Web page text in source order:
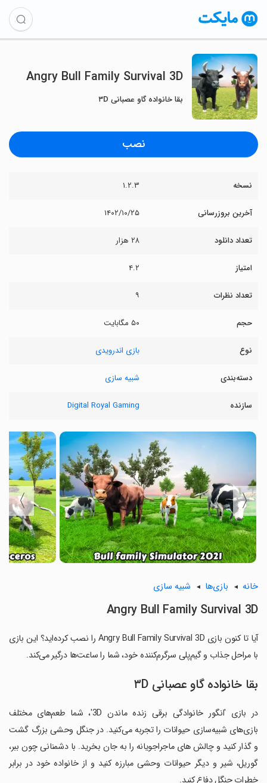
Angry Bull Family Survival 3D
بقا خانواده گاو عصبانی ۳D
نصب
نسخه ۱.۲.۳
آخرین بروزرسانی ۱۴۰۲/۱۰/۲۵
تعداد دانلود ۲۸ هزار
امتیاز ۴.۲
تعداد نظرات ۹
حجم ۵۰ مگابایت
نوع بازی اندرویدی
دسته‌بندی شبیه سازی
سازنده Digital Royal Gaming
〈
〉
خانه بازی‌ها شبیه سازی
Angry Bull Family Survival 3D
آیا تا کنون بازی Angry Bull Family Survival 3D را نصب کرده‌اید؟ این بازی
با مراحل جذاب و گیم‌پلی سرگرم‌کننده خود، شما را ساعت‌ها درگیر می‌کند.
بقا خانواده گاو عصبانی ۳D
در بازی 'انگور خانوادگی برقی زنده ماندن 3D'، شما طعم‌های مختلف
بازی‌های شبیه‌سازی حیوانات را تجربه می‌کنید. در جنگل وحشی بزرگ گشت
و گذار کنید و چالش های ماجراجویانه را به جان بخرید. با دشمنانی چون ببر،
گوریل، شیر و دیگر حیوانات وحشی مبارزه کنید و از خانواده خود در برابر